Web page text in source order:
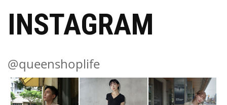
INSTAGRAM
@queenshoplife